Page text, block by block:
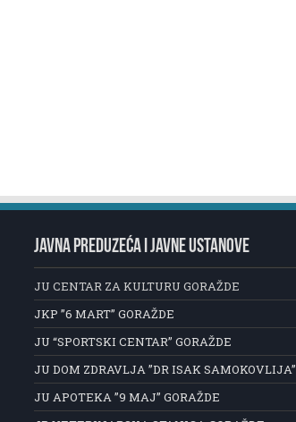
JAVNA PREDUZEĆA I JAVNE USTANOVE
JU CENTAR ZA KULTURU GORAŽDE
JKP ”6 MART” GORAŽDE
JU “SPORTSKI CENTAR” GORAŽDE
JU DOM ZDRAVLJA ”DR ISAK SAMOKOVLIJA”
JU APOTEKA ”9 MAJ” GORAŽDE